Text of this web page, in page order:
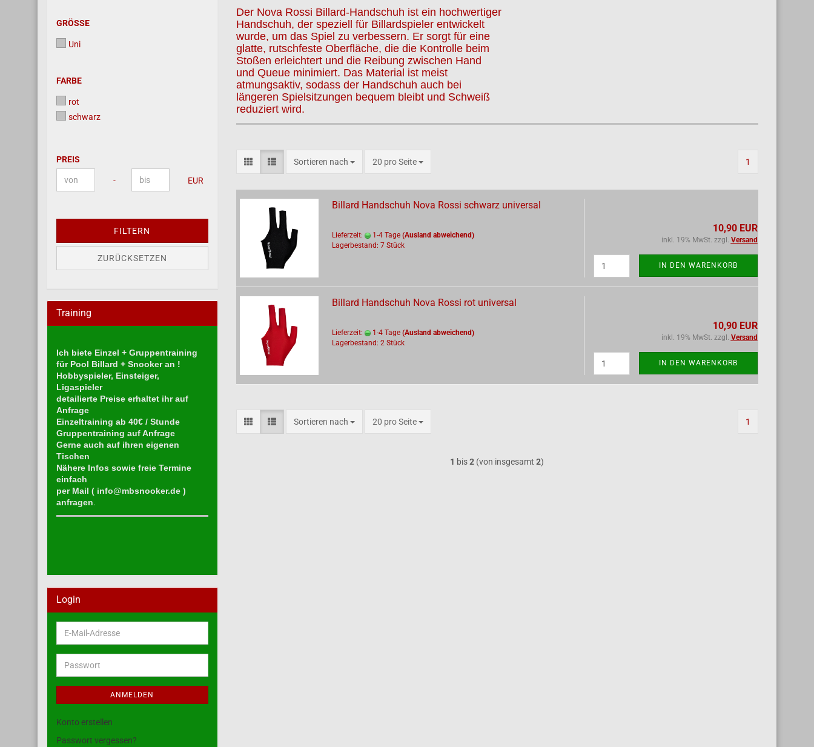
Der Nova Rossi Billard-Handschuh ist ein hochwertiger
Handschuh, der speziell für Billardspieler entwickelt
wurde, um das Spiel zu verbessern. Er sorgt für eine
glatte, rutschfeste Oberfläche, die die Kontrolle beim
Stoßen erleichtert und die Reibung zwischen Hand
und Queue minimiert. Das Material ist meist
atmungsaktiv, sodass der Handschuh auch bei
längeren Spielsitzungen bequem bleibt und Schweiß
reduziert wird.
Sortieren nach
Sortieren nach 20 pro Seite
pro Seite 1
Billard Handschuh Nova Rossi schwarz universal
Lieferzeit: 1-4 Tage (Ausland abweichend)
Lagerbestand: 7 Stück
10,90 EUR
inkl. 19% MwSt. zzgl. Versand
IN DEN WARENKORB
Billard Handschuh Nova Rossi rot universal
Lieferzeit: 1-4 Tage (Ausland abweichend)
Lagerbestand: 2 Stück
10,90 EUR
inkl. 19% MwSt. zzgl. Versand
IN DEN WARENKORB
Sortieren nach
Sortieren nach 20 pro Seite
pro Seite 1
1 bis2 (von insgesamt2)
GRÖSSE
GRÖSSE
Uni
FARBE
FARBE
rot
schwarz
PREIS
Preis bis - EUR
FILTERN
ZURÜCKSETZEN
Training
Ich biete Einzel + Gruppentraining
für Pool Billard + Snooker an !
Hobbyspieler, Einsteiger,
Ligaspieler
detailierte Preise erhaltet ihr auf
Anfrage
Einzeltraining ab 40€ / Stunde
Gruppentraining auf Anfrage
Gerne auch auf ihren eigenen
Tischen
Nähere Infos sowie freie Termine
einfach
per Mail ( info@mbsnooker.de )
anfragen.
Login
E-
Mail-
Adresse
Passwort
ANMELDEN
Konto erstellen
Passwort vergessen?